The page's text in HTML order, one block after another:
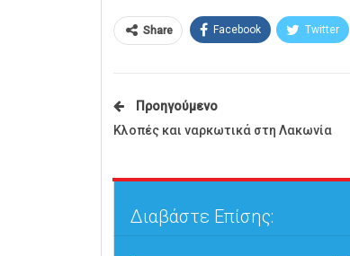
Share Facebook Twitter
Προηγούμενο
Κλοπές και ναρκωτικά στη Λακωνία
Διαβάστε Επίσης: